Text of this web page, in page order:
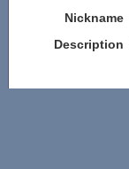
Nickname
Description